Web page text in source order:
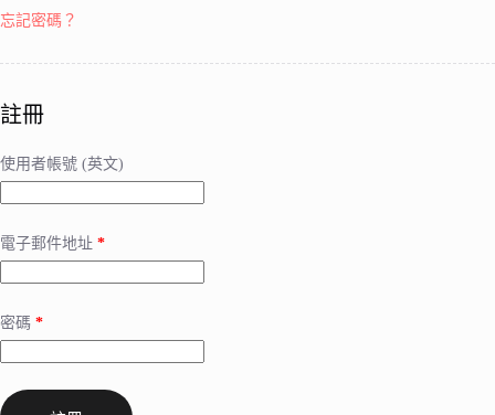
忘記密碼？
註冊
使用者帳號 (英文)
電子郵件地址 *
密碼 *